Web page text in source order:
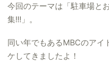
今回のテーマは「駐車場と
集!!!」。
同い年でもあるMBCのアイ
ケしてきましたよ！